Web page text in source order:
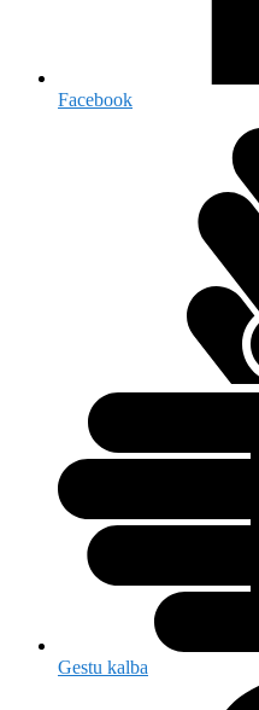
Facebook
Gestu kalba